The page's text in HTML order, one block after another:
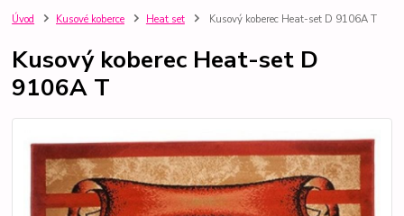
Úvod Kusové koberce Heat set Kusový koberec Heat-set D 9106A T
Kusový koberec Heat-set D
9106A T